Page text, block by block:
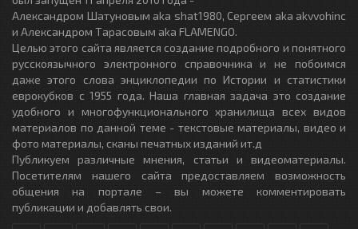
Александром Шатуновым aka shat1980, Сергеем aka akvvohinc
и Александром Тарасовым aka FLAMENGO.
Целью этого сайта является создание подробного и понятного
русскоязычного электронного справочника и не побоимся
даже этого слова энциклопедии по Истории и статистики
еврокубков с 1955 года. Наша главная задача это создание
удобного и многофункционального хранилища всех видов
материалов по данной теме - текстовые материалы, видео и
фото материалы, сканы печатных изданий ит.д
Публикуем различные мнения, статьи и видеоматериалы.
Посетителям нашего сайта предоставляем возможность
общения на портале – вы можете комментировать
публикации и добавлять свои.